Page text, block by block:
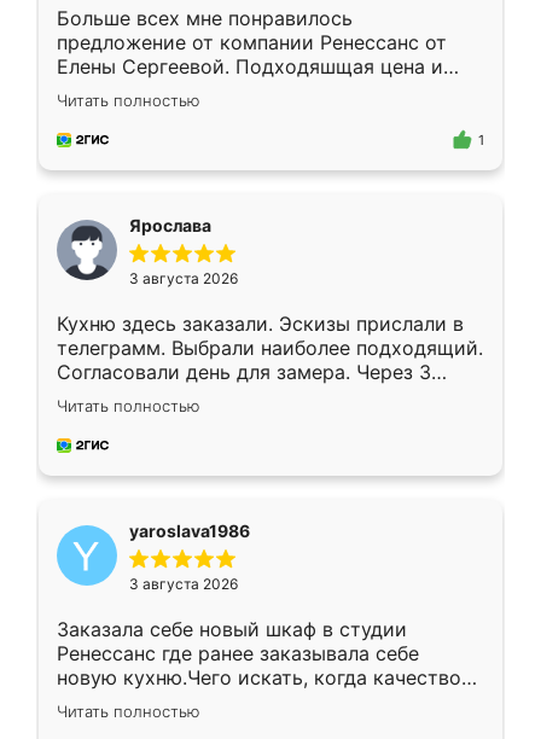
Больше всех мне понравилось
предложение от компании Ренессанс от
Елены Сергеевой. Подходяшщая цена и
короткие сроки изготовления. Приехавший
для замера сотрудник Владислав
предложил по моему эскизу самый
Читать полностью
1
Ярослава
3 августа 2026
Кухню здесь заказали. Эскизы прислали в
телеграмм. Выбрали наиболее подходящий.
Согласовали день для замера. Через 3
недели кухня была уже готова. Остались
довольны работой. Спасибо Ренессанс
мебель за качественную работу!
Читать полностью
yaroslava1986
3 августа 2026
Заказала себе новый шкаф в студии
Ренессанс где ранее заказывала себе
новую кухню.Чего искать, когда качеством
вполне довольна. Служит кухня уже почти
два года, нареканий нет.
Читать полностью